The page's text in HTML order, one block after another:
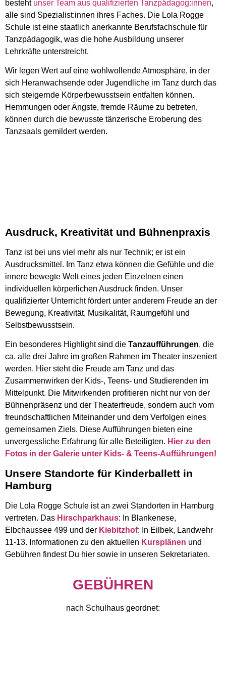
besteht unser Team aus qualifizierten Tanzpädagog:innen,
alle sind Spezialist:innen ihres Faches. Die Lola Rogge
Schule ist eine staatlich anerkannte Berufsfachschule für
Tanzpädagogik, was die hohe Ausbildung unserer
Lehrkräfte unterstreicht.
Wir legen Wert auf eine wohlwollende Atmosphäre, in der
sich Heranwachsende oder Jugendliche im Tanz durch das
sich steigernde Körperbewusstsein entfalten können.
Hemmungen oder Ängste, fremde Räume zu betreten,
können durch die bewusste tänzerische Eroberung des
Tanzsaals gemildert werden.
Ausdruck, Kreativität und Bühnenpraxis
Tanz ist bei uns viel mehr als nur Technik; er ist ein
Ausdrucksmittel. Im Tanz etwa können die Gefühle und die
innere bewegte Welt eines jeden Einzelnen einen
individuellen körperlichen Ausdruck finden. Unser
qualifizierter Unterricht fördert unter anderem Freude an der
Bewegung, Kreativität, Musikalität, Raumgefühl und
Selbstbewusstsein.
Ein besonderes Highlight sind die Tanzaufführungen, die
ca. alle drei Jahre im großen Rahmen im Theater inszeniert
werden. Hier steht die Freude am Tanz und das
Zusammenwirken der Kids-, Teens- und Studierenden im
Mittelpunkt. Die Mitwirkenden profitieren nicht nur von der
Bühnenpräsenz und der Theaterfreude, sondern auch vom
freundschaftlichen Miteinander und dem Verfolgen eines
gemeinsamen Ziels. Diese Aufführungen bieten eine
unvergessliche Erfahrung für alle Beteiligten. Hier zu den
Fotos in der Galerie unter Kids- & Teens-Aufführungen!
Unsere Standorte für Kinderballett in
Hamburg
Die Lola Rogge Schule ist an zwei Standorten in Hamburg
vertreten. Das Hirschparkhaus: In Blankenese,
Elbchaussee 499 und der Kiebitzhof: In Eilbek, Landwehr
11-13. Informationen zu den aktuellen Kursplänen und
Gebühren findest Du hier sowie in unseren Sekretariaten.
GEBÜHREN
nach Schulhaus geordnet: